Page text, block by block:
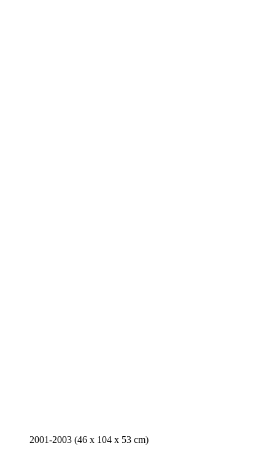
2001-2003 (46 x 104 x 53 cm)